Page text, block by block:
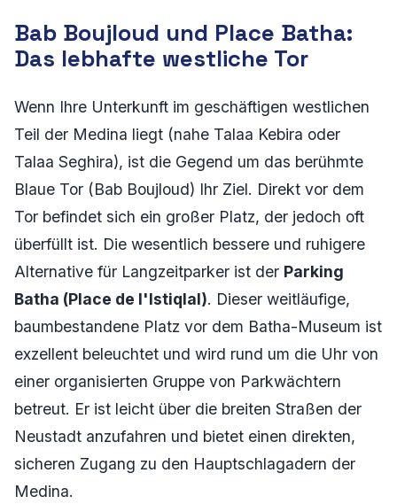
Bab Boujloud und Place Batha:
Das lebhafte westliche Tor
Wenn Ihre Unterkunft im geschäftigen westlichen
Teil der Medina liegt (nahe Talaa Kebira oder
Talaa Seghira), ist die Gegend um das berühmte
Blaue Tor (Bab Boujloud) Ihr Ziel. Direkt vor dem
Tor befindet sich ein großer Platz, der jedoch oft
überfüllt ist. Die wesentlich bessere und ruhigere
Alternative für Langzeitparker ist der Parking
Batha (Place de l'Istiqlal). Dieser weitläufige,
baumbestandene Platz vor dem Batha-Museum ist
exzellent beleuchtet und wird rund um die Uhr von
einer organisierten Gruppe von Parkwächtern
betreut. Er ist leicht über die breiten Straßen der
Neustadt anzufahren und bietet einen direkten,
sicheren Zugang zu den Hauptschlagadern der
Medina.